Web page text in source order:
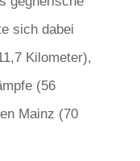
sich dabei
Kilometer),
(56
Mainz (70